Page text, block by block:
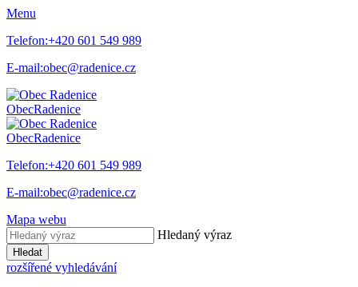
Menu
Telefon:+420 601 549 989
E-mail:obec@radenice.cz
ObecRadenice
ObecRadenice
Telefon:+420 601 549 989
E-mail:obec@radenice.cz
Mapa webu
Hledaný výraz
Hledat
rozšířené vyhledávání